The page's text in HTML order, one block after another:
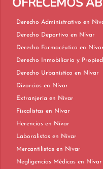
Derecho Administrativo
Derecho Deportivo en Nívar
Derecho Farmacéutico en Nívar
Derecho Urbanístico en Nívar
Divorcios en Nívar
Extranjería en Nívar
Fiscalistas en Nívar
Herencias en Nívar
Laboralistas en Nívar
Mercantilistas en Nívar
Negligencias Médicas en Nívar